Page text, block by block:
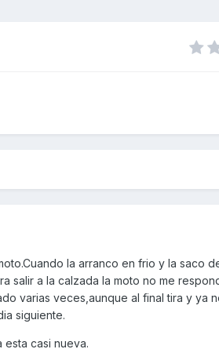
la arranco en frio y la saco
salir a la calzada la moto no me
varias veces,aunque al final tira y ya
siguiente.
casi nueva.